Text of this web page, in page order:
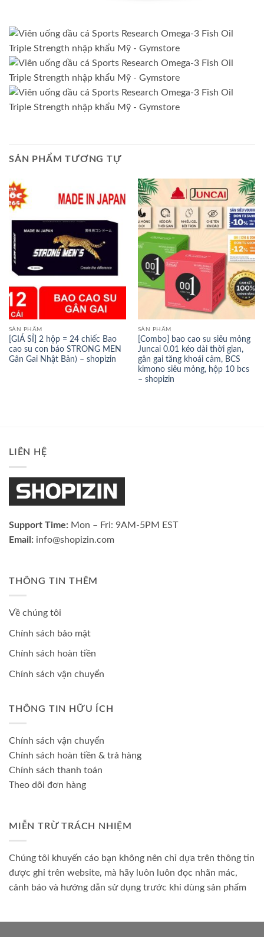
SẢN PHẨM TƯƠNG TỰ
SẢN PHẨM
[GIÁ SỈ] 2 hộp = 24 chiếc Bao
cao su con báo STRONG MEN
Gân Gai Nhật Bản) – shopizin
SẢN PHẨM
[Combo] bao cao su siêu mỏng
Juncai 0.01 kéo dài thời gian,
gân gai tăng khoái cảm, BCS
kimono siêu mỏng, hộp 10 bcs
– shopizin
LIÊN HỆ
Support Time: Mon – Fri: 9AM-5PM EST
Email: info@shopizin.com
THÔNG TIN THÊM
Về chúng tôi
Chính sách bảo mật
Chính sách hoàn tiền
Chính sách vận chuyển
THÔNG TIN HỮU ÍCH
Chính sách vận chuyển
Chính sách hoàn tiền & trả hàng
Chính sách thanh toán
Theo dõi đơn hàng
MIỄN TRỪ TRÁCH NHIỆM
Chúng tôi khuyến cáo bạn không nên chỉ dựa trên thông tin
được ghi trên website, mà hãy luôn luôn đọc nhãn mác,
cảnh báo và hướng dẫn sử dụng trước khi dùng sản phẩm